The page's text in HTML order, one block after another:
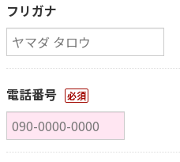
フリガナ
電話番号 必須